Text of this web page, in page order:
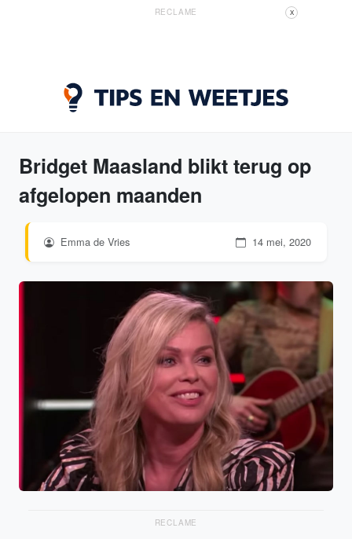
RECLAME X
Bridget Maasland blikt terug op
afgelopen maanden
Emma de Vries 14 mei, 2020
RECLAME